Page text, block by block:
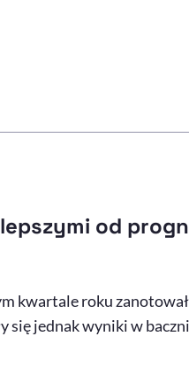
od
kwartale roku
się jednak wyniki w